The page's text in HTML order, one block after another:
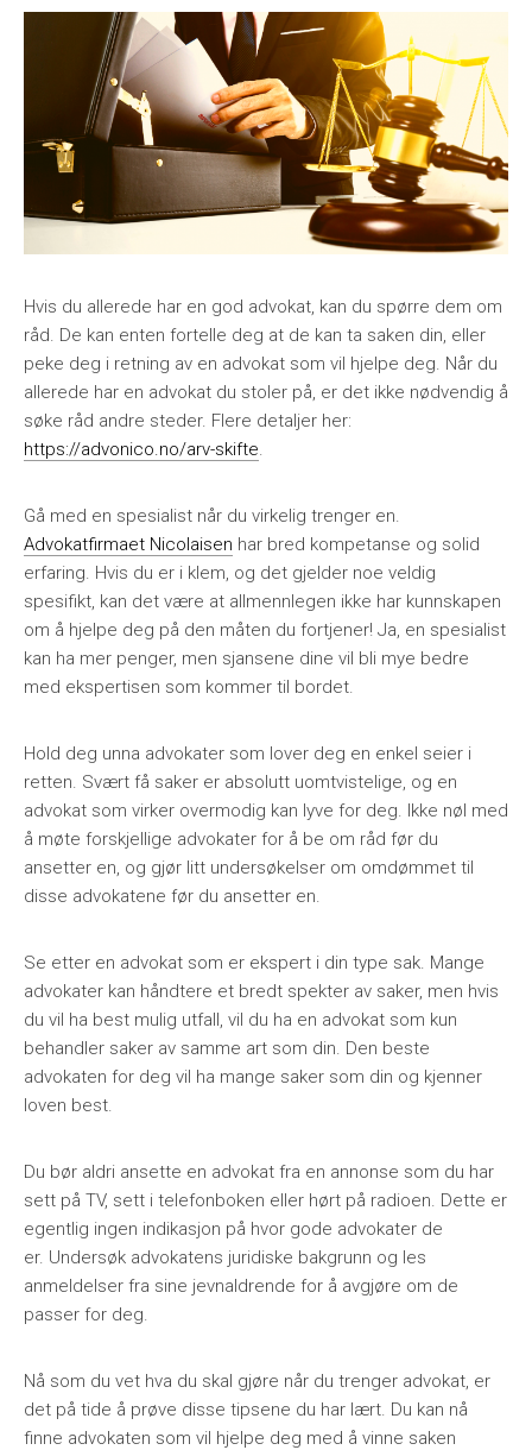
Hvis du allerede har en god advokat, kan du spørre dem om
råd. De kan enten fortelle deg at de kan ta saken din, eller
peke deg i retning av en advokat som vil hjelpe deg. Når du
allerede har en advokat du stoler på, er det ikke nødvendig å
søke råd andre steder. Flere detaljer her:
https://advonico.no/arv-skifte.
Gå med en spesialist når du virkelig trenger en.
Advokatfirmaet Nicolaisen har bred kompetanse og solid
erfaring. Hvis du er i klem, og det gjelder noe veldig
spesifikt, kan det være at allmennlegen ikke har kunnskapen
om å hjelpe deg på den måten du fortjener! Ja, en spesialist
kan ha mer penger, men sjansene dine vil bli mye bedre
med ekspertisen som kommer til bordet.
Hold deg unna advokater som lover deg en enkel seier i
retten. Svært få saker er absolutt uomtvistelige, og en
advokat som virker overmodig kan lyve for deg. Ikke nøl med
å møte forskjellige advokater for å be om råd før du
ansetter en, og gjør litt undersøkelser om omdømmet til
disse advokatene før du ansetter en.
Se etter en advokat som er ekspert i din type sak. Mange
advokater kan håndtere et bredt spekter av saker, men hvis
du vil ha best mulig utfall, vil du ha en advokat som kun
behandler saker av samme art som din. Den beste
advokaten for deg vil ha mange saker som din og kjenner
loven best.
Du bør aldri ansette en advokat fra en annonse som du har
sett på TV, sett i telefonboken eller hørt på radioen. Dette er
egentlig ingen indikasjon på hvor gode advokater de
er. Undersøk advokatens juridiske bakgrunn og les
anmeldelser fra sine jevnaldrende for å avgjøre om de
passer for deg.
Nå som du vet hva du skal gjøre når du trenger advokat, er
det på tide å prøve disse tipsene du har lært. Du kan nå
finne advokaten som vil hjelpe deg med å vinne saken